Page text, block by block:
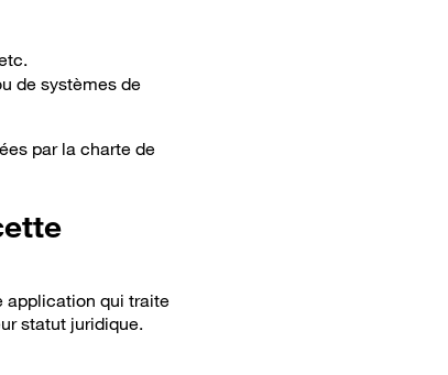
de systèmes de
par la charte de
application qui traite
statut juridique.